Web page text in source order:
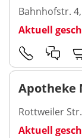
Bahnhofstr.
Aktuell
Apotheke
Rottweiler
Aktuell